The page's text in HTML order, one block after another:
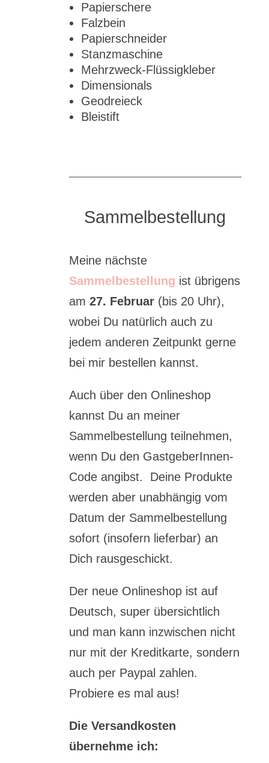
Papierschere
Falzbein
Papierschneider
Stanzmaschine
Mehrzweck-Flüssigkleber
Dimensionals
Geodreieck
Bleistift
Sammelbestellung
Meine nächste
Sammelbestellung ist übrigens
am 27. Februar (bis 20 Uhr),
wobei Du natürlich auch zu
jedem anderen Zeitpunkt gerne
bei mir bestellen kannst.
Auch über den Onlineshop
kannst Du an meiner
Sammelbestellung teilnehmen,
wenn Du den GastgeberInnen-
Code angibst. Deine Produkte
werden aber unabhängig vom
Datum der Sammelbestellung
sofort (insofern lieferbar) an
Dich rausgeschickt.
Der neue Onlineshop ist auf
Deutsch, super übersichtlich
und man kann inzwischen nicht
nur mit der Kreditkarte, sondern
auch per Paypal zahlen.
Probiere es mal aus!
Die Versandkosten
übernehme ich: